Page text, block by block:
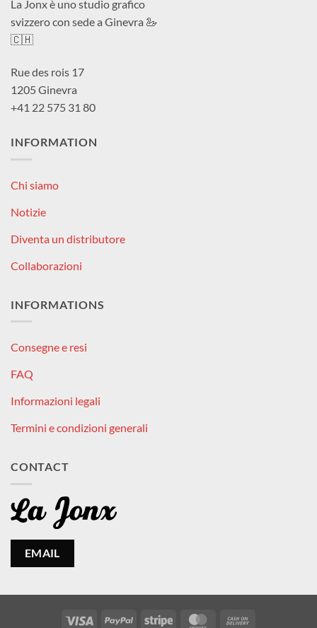
La Jonx è uno studio grafico
svizzero con sede a Ginevra 🦢
🇨🇭
Rue des rois 17
1205 Ginevra
+41 22 575 31 80
INFORMATION
Chi siamo
Notizie
Diventa un distributore
Collaborazioni
INFORMATIONS
Consegne e resi
FAQ
Informazioni legali
Termini e condizioni generali
CONTACT
EMAIL
Visa PayPal Stripe MasterCard